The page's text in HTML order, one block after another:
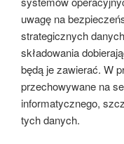
uwagę na
strategicznych
składowania
będą je zawierać. W
przechowywane na
informatycznego,
tych danych.